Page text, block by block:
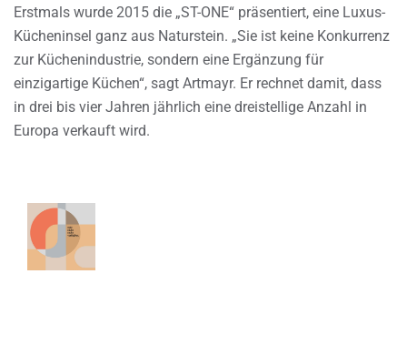
Erstmals wurde 2015 die „ST-ONE“ präsentiert, eine Luxus-
Kücheninsel ganz aus Naturstein. „Sie ist keine Konkurrenz
zur Küchenindustrie, sondern eine Ergänzung für
einzigartige Küchen“, sagt Artmayr. Er rechnet damit, dass
in drei bis vier Jahren jährlich eine dreistellige Anzahl in
Europa verkauft wird.